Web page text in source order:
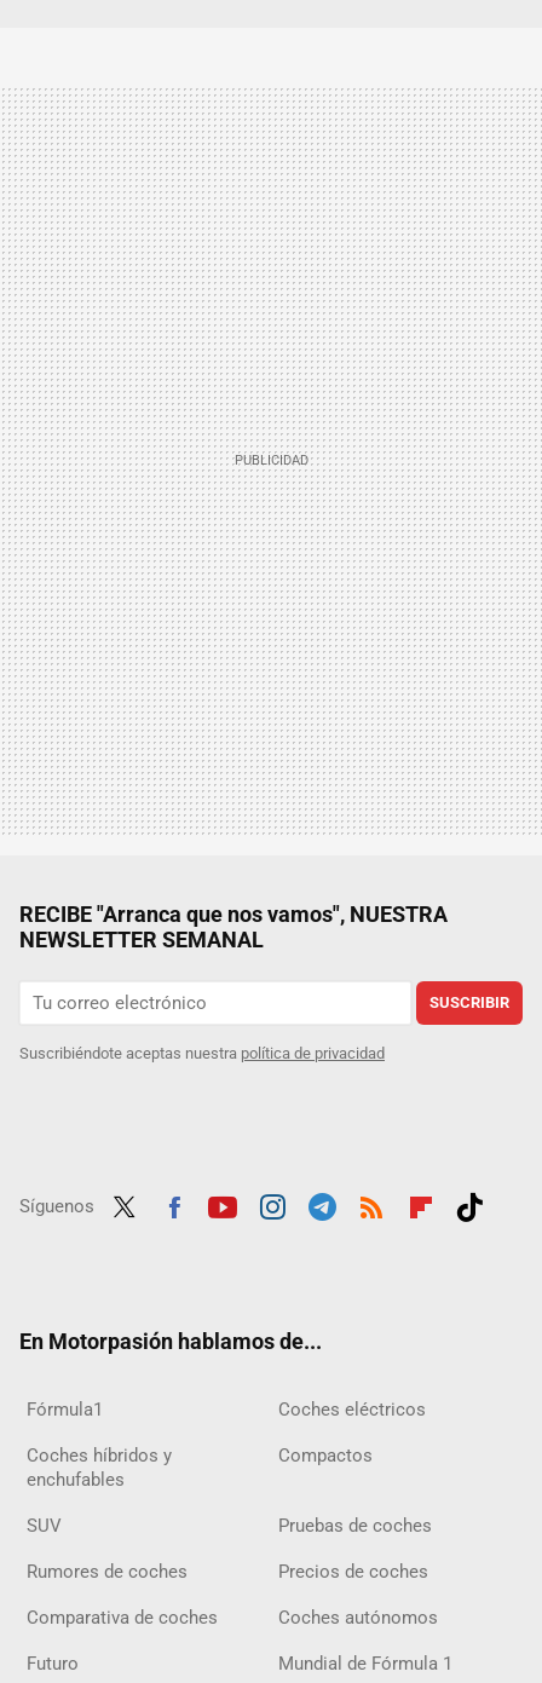
RECIBE "Arranca que nos vamos", NUESTRA
NEWSLETTER SEMANAL
SUSCRIBIR
Suscribiéndote aceptas nuestra política de privacidad
Síguenos
En Motorpasión hablamos de...
Fórmula1 Coches eléctricos
Coches híbridos y
enchufables
Compactos
SUV Pruebas de coches
Rumores de coches Precios de coches
Comparativa de coches Coches autónomos
Futuro Mundial de Fórmula 1